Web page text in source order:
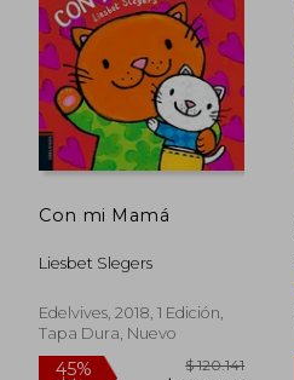
Con mi Mamá
Liesbet Slegers
Edelvives, 2018, 1 Edición,
Tapa Dura, Nuevo